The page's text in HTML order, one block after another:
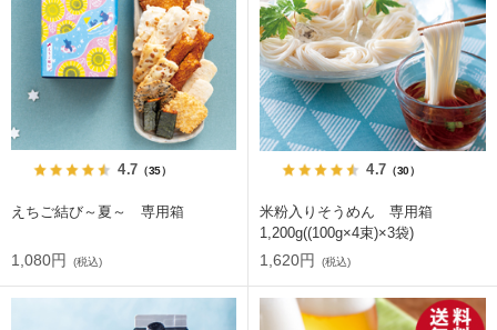
4.7 （35）
えちご結び～夏～ 専用箱
1,080円 (税込)
4.7 （30）
米粉入りそうめん 専用箱
1,200g((100g×4束)×3袋)
1,620円 (税込)